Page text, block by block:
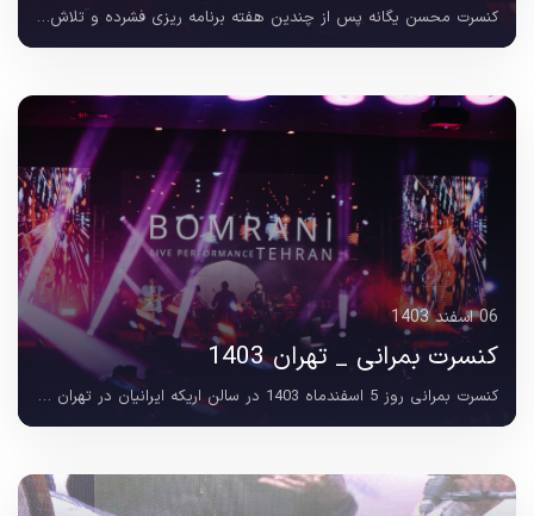
کنسرت محسن یگانه پس از چندین هفته برنامه ریزی فشرده و تلاش مستمر تیم اجرایی شرکت فرهنگی هنری نسیم مهرآوا ، به عنوان یکی از بزرگ ترین رویداد های موسیقی استان مازندران...
06 اسفند 1403
کنسرت بمرانی _ تهران 1403
کنسرت بمرانی روز 5 اسفندماه 1403 در سالن اریکه ایرانیان در تهران برگزار شد. این اجرا با ارائه ی مجموعه ای از قطعات زنده و پرانرژی ، لحظاتی متفاوت و شنیدنی برای علاقه...